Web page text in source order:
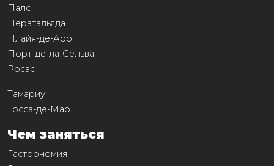
Палс
Ператальяда
Плайя-де-Аро
Порт-де-ла-Сельва
Росас
Тамариу
Тосса-де-Мар
Чем заняться
Гастрономия